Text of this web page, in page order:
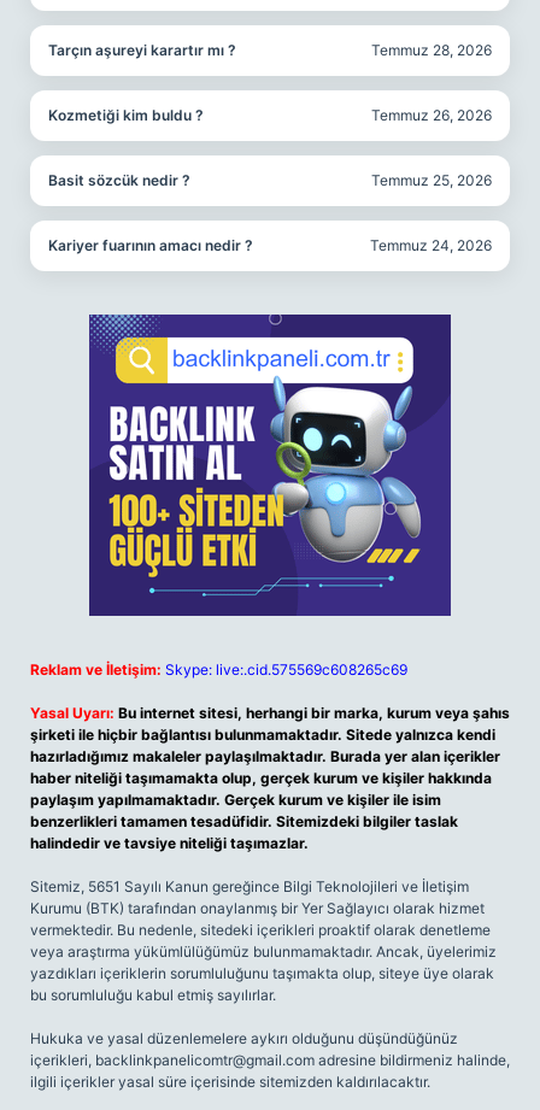
Tarçın aşureyi karartır mı ? Temmuz 28, 2026
Kozmetiği kim buldu ? Temmuz 26, 2026
Basit sözcük nedir ? Temmuz 25, 2026
Kariyer fuarının amacı nedir ? Temmuz 24, 2026
Reklam ve İletişim: Skype: live:.cid.575569c608265c69
Yasal Uyarı: Bu internet sitesi, herhangi bir marka, kurum veya şahıs
şirketi ile hiçbir bağlantısı bulunmamaktadır. Sitede yalnızca kendi
hazırladığımız makaleler paylaşılmaktadır. Burada yer alan içerikler
haber niteliği taşımamakta olup, gerçek kurum ve kişiler hakkında
paylaşım yapılmamaktadır. Gerçek kurum ve kişiler ile isim
benzerlikleri tamamen tesadüfidir. Sitemizdeki bilgiler taslak
halindedir ve tavsiye niteliği taşımazlar.
Sitemiz, 5651 Sayılı Kanun gereğince Bilgi Teknolojileri ve İletişim
Kurumu (BTK) tarafından onaylanmış bir Yer Sağlayıcı olarak hizmet
vermektedir. Bu nedenle, sitedeki içerikleri proaktif olarak denetleme
veya araştırma yükümlülüğümüz bulunmamaktadır. Ancak, üyelerimiz
yazdıkları içeriklerin sorumluluğunu taşımakta olup, siteye üye olarak
bu sorumluluğu kabul etmiş sayılırlar.
Hukuka ve yasal düzenlemelere aykırı olduğunu düşündüğünüz
içerikleri, backlinkpanelicomtr@gmail.com adresine bildirmeniz halinde,
ilgili içerikler yasal süre içerisinde sitemizden kaldırılacaktır.